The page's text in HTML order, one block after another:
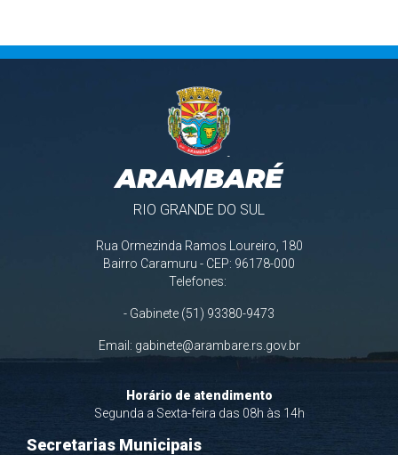
ARAMBARÉ
RIO GRANDE DO SUL
Rua Ormezinda Ramos Loureiro, 180
Bairro Caramuru - CEP: 96178-000
Telefones:
- Gabinete (51) 93380-9473
Email: gabinete@arambare.rs.gov.br
Horário de atendimento
Segunda a Sexta-feira das 08h às 14h
Secretarias Municipais